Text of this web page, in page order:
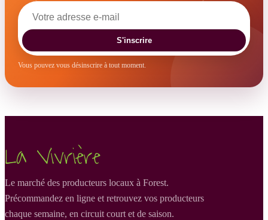
S'inscrire
Vous pouvez vous désinscrire à tout moment.
La Vivrière
Le marché des producteurs locaux à Forest.
Précommandez en ligne et retrouvez vos producteurs
chaque semaine, en circuit court et de saison.